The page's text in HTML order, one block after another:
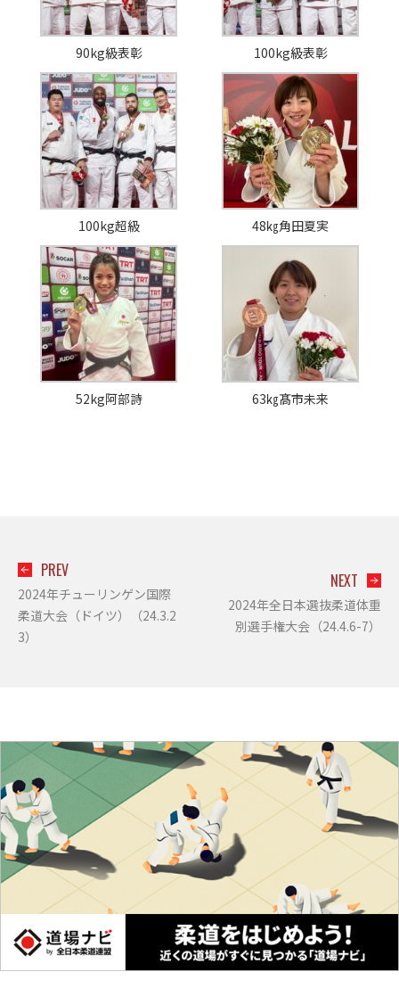
90kg級表彰 100kg級表彰
100kg超級 48㎏角田夏実
52kg阿部詩 63㎏髙市未来
PREV
2024年チューリンゲン国際
柔道大会（ドイツ）（24.3.2
3）
NEXT
2024年全日本選抜柔道体重
別選手権大会（24.4.6-7）